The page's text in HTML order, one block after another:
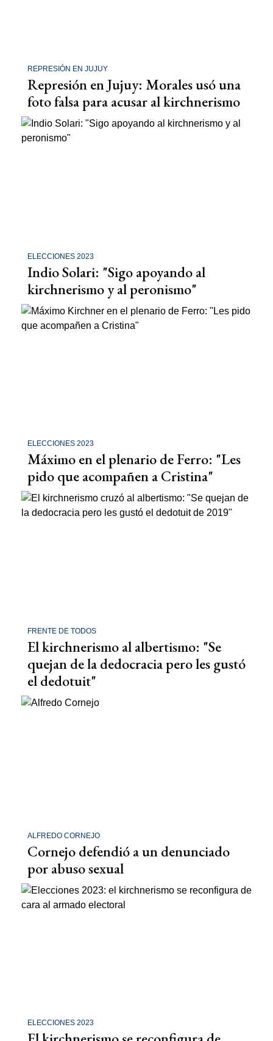
REPRESIÓN EN JUJUY
Represión en Jujuy: Morales usó una
foto falsa para acusar al kirchnerismo
ELECCIONES 2023
Indio Solari: "Sigo apoyando al
kirchnerismo y al peronismo"
ELECCIONES 2023
Máximo en el plenario de Ferro: "Les
pido que acompañen a Cristina"
FRENTE DE TODOS
El kirchnerismo al albertismo: "Se
quejan de la dedocracia pero les gustó
el dedotuit"
ALFREDO CORNEJO
Cornejo defendió a un denunciado
por abuso sexual
ELECCIONES 2023